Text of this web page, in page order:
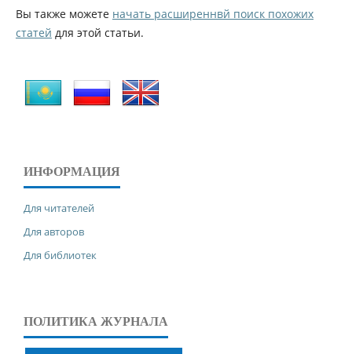
Вы также можете начать расширеннвй поиск похожих
статей для этой статьи.
ИНФОРМАЦИЯ
Для читателей
Для авторов
Для библиотек
ПОЛИТИКА ЖУРНАЛА